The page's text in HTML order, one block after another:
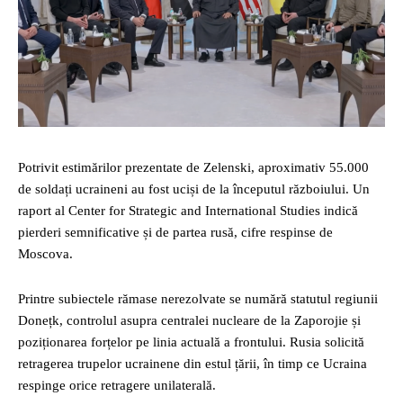
Potrivit estimărilor prezentate de Zelenski, aproximativ 55.000
de soldați ucraineni au fost uciși de la începutul războiului. Un
raport al Center for Strategic and International Studies indică
pierderi semnificative și de partea rusă, cifre respinse de
Moscova.
Printre subiectele rămase nerezolvate se numără statutul regiunii
Donețk, controlul asupra centralei nucleare de la Zaporojie și
poziționarea forțelor pe linia actuală a frontului. Rusia solicită
retragerea trupelor ucrainene din estul țării, în timp ce Ucraina
respinge orice retragere unilaterală.